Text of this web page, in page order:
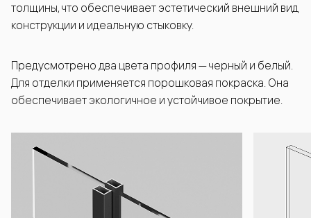
толщины, что обеспечивает эстетический внешний вид
конструкции и идеальную стыковку.
Предусмотрено два цвета профиля — черный и белый.
Для отделки применяется порошковая покраска. Она
обеспечивает экологичное и устойчивое покрытие.